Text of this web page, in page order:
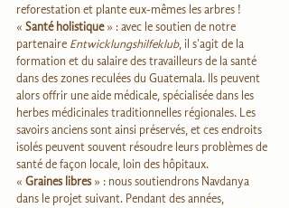
reforestation et plante eux-mêmes les arbres !
« Santé holistique » : avec le soutien de notre
partenaire Entwicklungshilfeklub, il s'agit de la
formation et du salaire des travailleurs de la santé
dans des zones reculées du Guatemala. Ils peuvent
alors offrir une aide médicale, spécialisée dans les
herbes médicinales traditionnelles régionales. Les
savoirs anciens sont ainsi préservés, et ces endroits
isolés peuvent souvent résoudre leurs problèmes de
santé de façon locale, loin des hôpitaux.
« Graines libres » : nous soutiendrons Navdanya
dans le projet suivant. Pendant des années,